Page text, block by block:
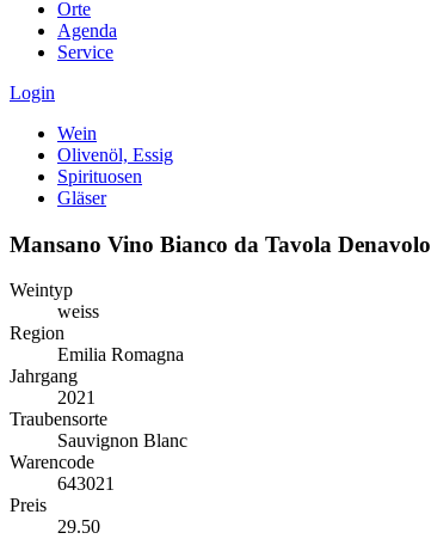
Orte
Agenda
Service
Login
Wein
Olivenöl, Essig
Spirituosen
Gläser
Mansano Vino Bianco da Tavola Denavolo
Weintyp
weiss
Region
Emilia Romagna
Jahrgang
2021
Traubensorte
Sauvignon Blanc
Warencode
643021
Preis
29.50